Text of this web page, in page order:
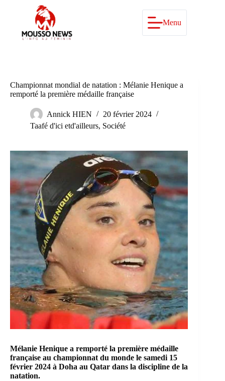
Menu
Championnat mondial de natation : Mélanie Henique a
remporté la première médaille française
Annick HIEN
20 février 2024
Taafé d'ici etd'ailleurs, Société
Mélanie Henique a remporté la première médaille
française au championnat du monde le samedi 15
février 2024 à Doha au Qatar dans la discipline de la
natation.